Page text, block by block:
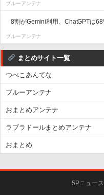
ブルーアンテナ
8割がGemini利用、ChatGPTは
ブルーアンテナ
まとめサイト一覧
つべこあんてな
ブルーアンテナ
おまとめアンテナ
ラブラドールまとめアンテナ
おまとめ
5Pニュー